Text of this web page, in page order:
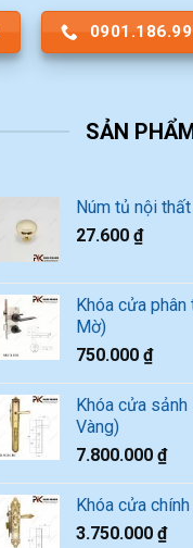
SẢN
Núm tủ nội
27.600₫
Khóa cửa
Mờ)
750.000₫
Khóa cửa
Vàng)
7.800.000₫
Khóa cửa
3.750.000₫